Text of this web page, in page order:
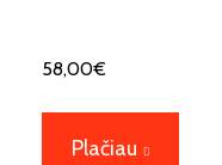
58,00€
Plačiau